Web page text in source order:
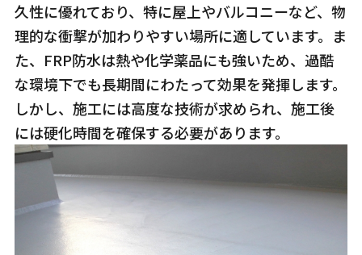
久性に優れており、特に屋上やバルコニーなど、物
理的な衝撃が加わりやすい場所に適しています。ま
た、FRP防水は熱や化学薬品にも強いため、過酷
な環境下でも長期間にわたって効果を発揮します。
しかし、施工には高度な技術が求められ、施工後
には硬化時間を確保する必要があります。